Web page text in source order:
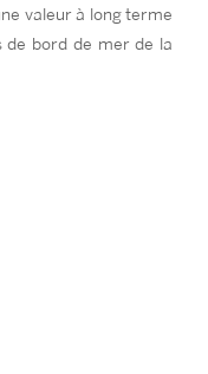
valeur à long terme
de bord de mer de la